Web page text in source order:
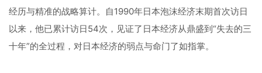
经历与精准的战略算计。自1990年日本泡沫经济末期首次访日
以来，他已累计访日54次，见证了日本经济从鼎盛到“失去的三
十年”的全过程，对日本经济的弱点与命门了如指掌。